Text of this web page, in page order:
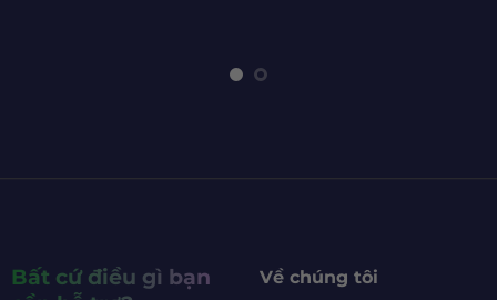
Bất cứ điều gì bạn
Về chúng tôi